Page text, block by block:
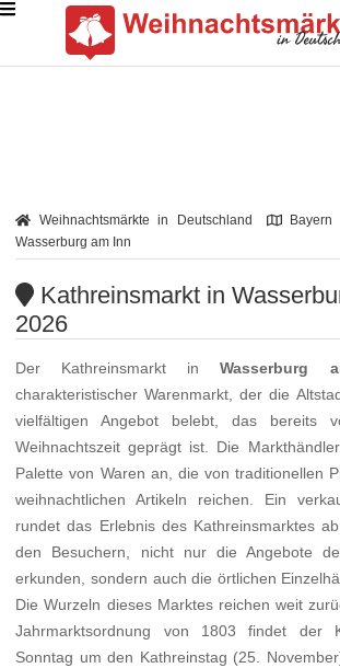
Weihnachtsmärkte in Deutschland Bayern
Wasserburg am Inn
Kathreinsmarkt in
2026
Der Kathreinsmarkt inWasserburg
charakteristischer Warenmarkt, der die
vielfältigen Angebot belebt, das bereits
Weihnachtszeit geprägt ist. Die
Palette von Waren an, die von traditionellen
weihnachtlichen Artikeln reichen. Ein
rundet das Erlebnis des Kathreinsmarktes
den Besuchern, nicht nur die Angebote
erkunden, sondern auch die örtlichen
Die Wurzeln dieses Marktes reichen weit
Jahrmarktsordnung von 1803 findet der
Sonntag um den Kathreinstag (25.